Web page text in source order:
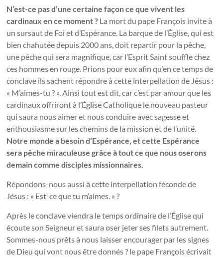
N’est-ce pas d’une certaine façon ce que vivent les
cardinaux en ce moment ? La mort du pape François invite à
un sursaut de Foi et d’Espérance. La barque de l’Église, qui est
bien chahutée depuis 2000 ans, doit repartir pour la pêche,
une pêche qui sera magnifique, car l’Esprit Saint souffle chez
ces hommes en rouge. Prions pour eux afin qu’en ce temps de
conclave ils sachent répondre à cette interpellation de Jésus :
« M’aimes-tu ? ». Ainsi tout est dit, car c’est par amour que les
cardinaux offriront à l’Église Catholique le nouveau pasteur
qui saura nous aimer et nous conduire avec sagesse et
enthousiasme sur les chemins de la mission et de l’unité.
Notre monde a besoin d’Espérance, et cette Espérance
sera pêche miraculeuse grâce à tout ce que nous oserons
demain comme disciples missionnaires.
Répondons-nous aussi à cette interpellation féconde de
Jésus : « Est-ce que tu m’aimes. » ?
Après le conclave viendra le temps ordinaire de l’Église qui
écoute son Seigneur et saura oser jeter ses filets autrement.
Sommes-nous prêts à nous laisser encourager par les signes
de Dieu qui vont nous être donnés ? le pape François écrivait